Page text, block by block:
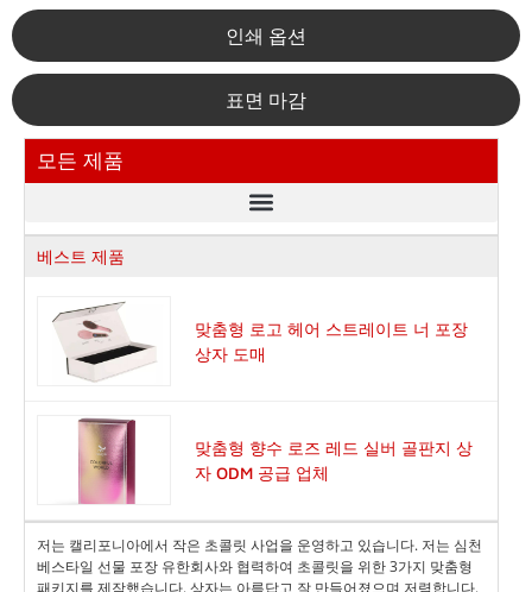
모든 제품
베스트 제품
맞춤형 로고 헤어 스트레이트 너 포장
상자 도매
맞춤형 향수 로즈 레드 실버 골판지 상
자 ODM 공급 업체
저는 캘리포니아에서 작은 초콜릿 사업을 운영하고 있습니다. 저는 심천
베스타일 선물 포장 유한회사와 협력하여 초콜릿을 위한 3가지 맞춤형
패키지를 제작했습니다. 상자는 아름답고 잘 만들어졌으며 저렴합니다.
인쇄 옵션
표면 마감